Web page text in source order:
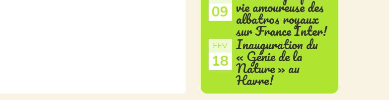
09 vie amoureuse des
albatros royaux
sur France Inter!
FEV
18
Inauguration du
« Génie de la
Nature » au
Havre!